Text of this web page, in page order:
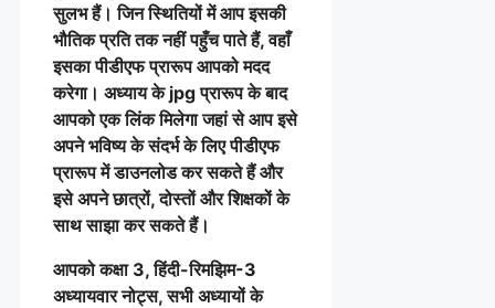
सुलभ हैं। जिन स्थितियों में आप इसकी
भौतिक प्रति तक नहीं पहुँच पाते हैं, वहाँ
इसका पीडीएफ प्रारूप आपको मदद
करेगा। अध्याय के jpg प्रारूप के बाद
आपको एक लिंक मिलेगा जहां से आप इसे
अपने भविष्य के संदर्भ के लिए पीडीएफ
प्रारूप में डाउनलोड कर सकते हैं और
इसे अपने छात्रों, दोस्तों और शिक्षकों के
साथ साझा कर सकते हैं।
आपको कक्षा 3, हिंदी-रिमझिम-3
अध्यायवार नोट्स, सभी अध्यायों के